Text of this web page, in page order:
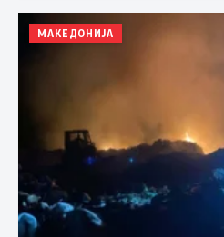
МАКЕДОНИЈА